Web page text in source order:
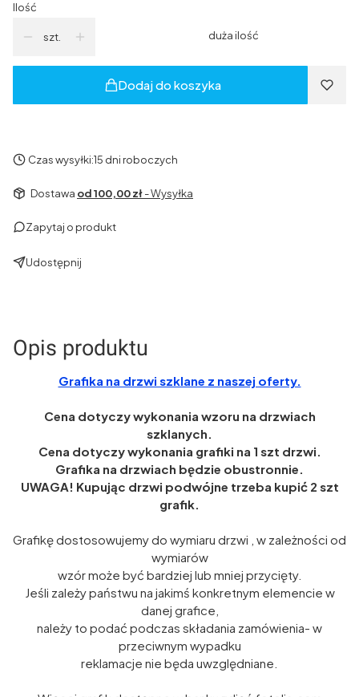
Ilość
szt. duża ilość
Dodaj do koszyka
Czas wysyłki:15 dni roboczych
Dostawa od 100,00 zł- Wysyłka
Zapytaj o produkt
Udostępnij
Opis produktu
Grafika na drzwi szklane z naszej oferty.
Cena dotyczy wykonania wzoru na drzwiach
szklanych.
Cena dotyczy wykonania grafiki na 1 szt drzwi.
Grafika na drzwiach będzie obustronnie.
UWAGA! Kupując drzwi podwójne trzeba kupić 2 szt
grafik.
Grafikę dostosowujemy do wymiaru drzwi , w zależności od
wymiarów
wzór może być bardziej lub mniej przycięty.
Jeśli zależy państwu na jakimś konkretnym elemencie w
danej grafice,
należy to podać podczas składania zamówienia- w
przeciwnym wypadku
reklamacje nie będa uwzględniane.